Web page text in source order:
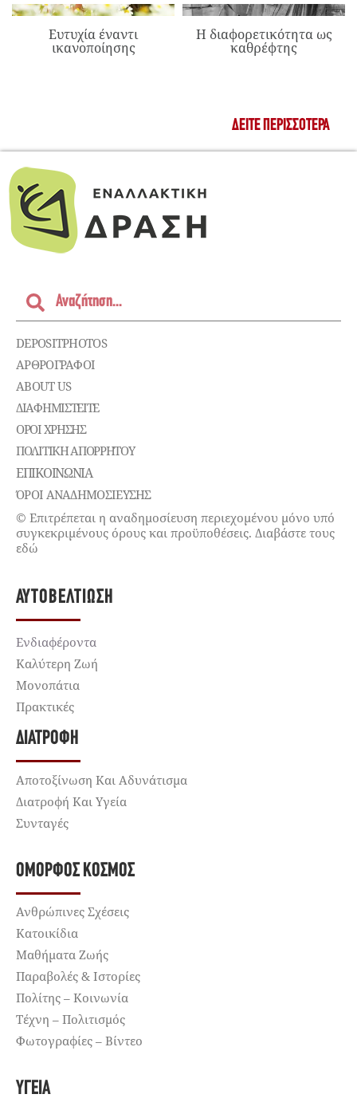
Ευτυχία έναντι
ικανοποίησης
Η διαφορετικότητα ως
καθρέφτης
ΔΕΊΤΕ ΠΕΡΙΣΣΌΤΕΡΑ
DEPOSITPHOTOS
ΑΡΘΡΟΓΡΑΦΟΙ
ABOUT US
ΔΙΑΦΗΜΙΣΤΕΊΤΕ
ΌΡΟΙ ΧΡΉΣΗΣ
ΠΟΛΙΤΙΚΉ ΑΠΟΡΡΉΤΟΥ
ΕΠΙΚΟΙΝΩΝΊΑ
ΌΡΟΙ ΑΝΑΔΗΜΟΣΙΕΥΣΗΣ
© Επιτρέπεται η αναδημοσίευση περιεχομένου μόνο υπό
συγκεκριμένους όρους και προϋποθέσεις. Διαβάστε τους
εδώ
ΑΥΤΟΒΕΛΤΊΩΣΗ
Ενδιαφέροντα
Καλύτερη Ζωή
Μονοπάτια
Πρακτικές
ΔΙΑΤΡΟΦΉ
Αποτοξίνωση Και Αδυνάτισμα
Διατροφή Και Υγεία
Συνταγές
ΌΜΟΡΦΟΣ ΚΌΣΜΟΣ
Ανθρώπινες Σχέσεις
Κατοικίδια
Μαθήματα Ζωής
Παραβολές & Ιστορίες
Πολίτης – Κοινωνία
Τέχνη – Πολιτισμός
Φωτογραφίες – Βίντεο
ΥΓΕΊΑ